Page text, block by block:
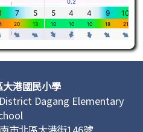
港國民小學
Dagang Elementary